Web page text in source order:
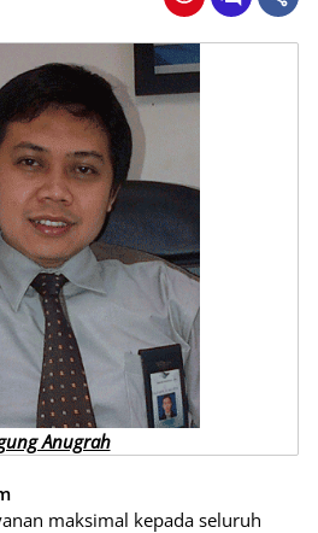
Anugrah
maksimal kepada seluruh